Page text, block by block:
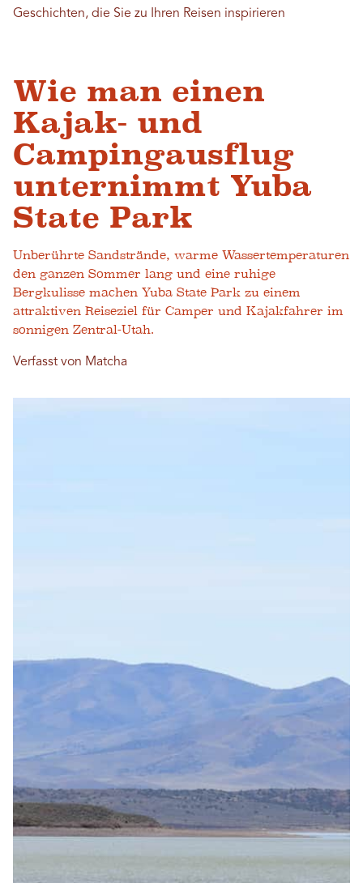
Geschichten, die Sie zu Ihren Reisen inspirieren
Wie man einen
Kajak- und
Campingausflug
unternimmt Yuba
State Park
Unberührte Sandstrände, warme Wassertemperaturen
den ganzen Sommer lang und eine ruhige
Bergkulisse machen Yuba State Park zu einem
attraktiven Reiseziel für Camper und Kajakfahrer im
sonnigen Zentral-Utah.
Verfasst von Matcha